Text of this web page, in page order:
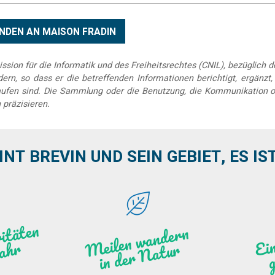
für die Informatik und des Freiheitsrechtes (CNIL), bezüglich
so dass er die betreffenden Informationen berichtigt,
sind. Die Sammlung oder die Benutzung, die Kommunikation
BREVIN UND SEIN GEBIET, ES
Meile
n
w
a
n
de
r
n
i
n
de
r
N
atu
r